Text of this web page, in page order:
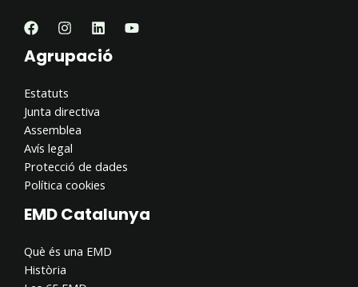
Agrupació
Estatuts
Junta directiva
Assemblea
Avís legal
Protecció de dades
Política cookies
EMD Catalunya
Què és una EMD
Història